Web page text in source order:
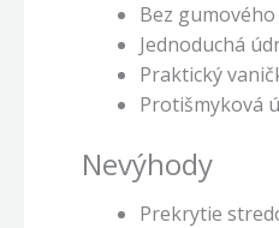
Bez
Jednoduchá
Praktický
Protišmyková
Nevýhody
Prekrytie